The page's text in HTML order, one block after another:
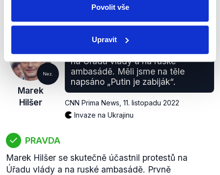
Povolit vše
Upravit
zobrazit celé odůvodnění
Nez.
Marek
Hilšer
na Úřadu vlády a na ruské
ambasádě. Měli jsme na těle
napsáno „Putin je zabiják“.
CNN Prima News 11. listopadu 2022
Invaze na Ukrajinu
PRAVDA
Marek Hilšer se skutečně účastnil protestů na
Úřadu vlády a na ruské ambasádě. Prvně